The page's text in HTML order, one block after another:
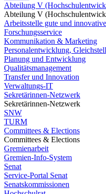
Abteilung V
Abteilung V
Arbeitsstelle gute und
Forschungsservice
Kommunikation & Marketing
Personalentwicklung,
Planung und Entwicklung
Qualitätsmanagement
Transfer und Innovation
Verwaltungs-IT
Sekretärinnen-Netzwerk
Sekretärinnen-Netzwerk
SNW
TURM
Committees & Elections
Committees & Elections
Gremienarbeit
Gremien-Info-System
Senat
Service-Portal Senat
Senatskommissionen